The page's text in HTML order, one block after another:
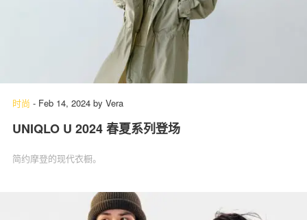
时尚 - Feb 14, 2024 by Vera
UNIQLO U 2024 春夏系列登场
简约摩登的现代衣橱。